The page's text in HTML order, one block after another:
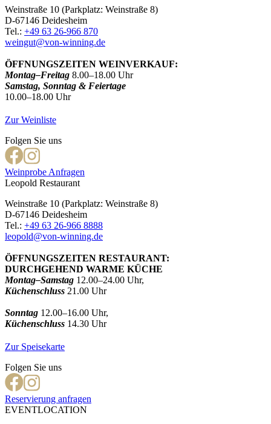
Weinstraße 10 (Parkplatz: Weinstraße 8)
D-67146 Deidesheim
Tel.: +49 63 26-966 870
weingut@von-winning.de
ÖFFNUNGSZEITEN WEINVERKAUF:
Montag–Freitag 8.00–18.00 Uhr
Samstag, Sonntag & Feiertage
10.00–18.00 Uhr
Zur Weinliste
Folgen Sie uns
Weinprobe Anfragen
Leopold Restaurant
Weinstraße 10 (Parkplatz: Weinstraße 8)
D-67146 Deidesheim
Tel.: +49 63 26-966 8888
leopold@von-winning.de
ÖFFNUNGSZEITEN RESTAURANT:
DURCHGEHEND WARME KÜCHE
Montag–Samstag 12.00–24.00 Uhr,
Küchenschluss 21.00 Uhr
Sonntag 12.00–16.00 Uhr,
Küchenschluss 14.30 Uhr
Zur Speisekarte
Folgen Sie uns
Reservierung anfragen
EVENTLOCATION